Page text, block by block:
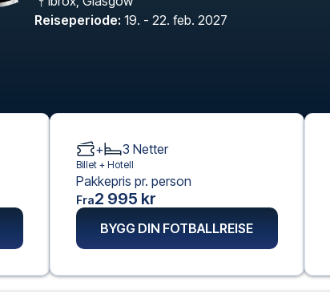
Reiseperiode: 19. - 22. feb. 2027
+ 3 Netter
Billet + Hotell
Pakkepris pr. person
Fra2 995 kr
BYGG DIN FOTBALLREISE